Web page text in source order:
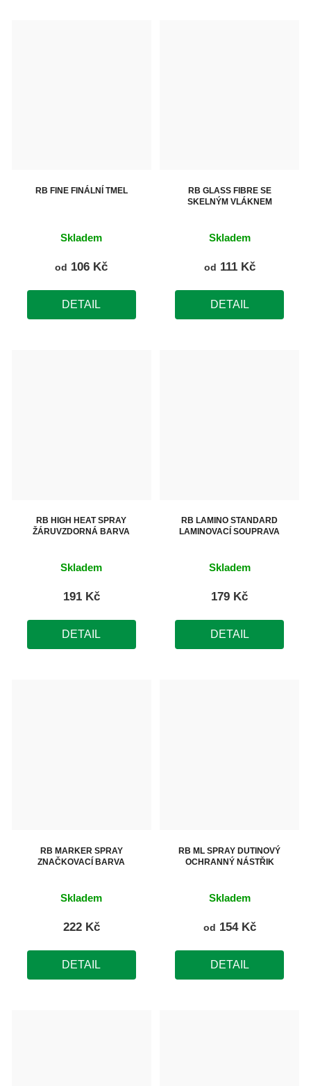
RB FINE FINÁLNÍ TMEL
Skladem
od 106 Kč
DETAIL
RB GLASS FIBRE SE
SKELNÝM VLÁKNEM
Skladem
od 111 Kč
DETAIL
RB HIGH HEAT SPRAY
ŽÁRUVZDORNÁ BARVA
Skladem
191 Kč
DETAIL
RB LAMINO STANDARD
LAMINOVACÍ SOUPRAVA
Skladem
179 Kč
DETAIL
RB MARKER SPRAY
ZNAČKOVACÍ BARVA
Skladem
222 Kč
DETAIL
RB ML SPRAY DUTINOVÝ
OCHRANNÝ NÁSTŘIK
Skladem
od 154 Kč
DETAIL